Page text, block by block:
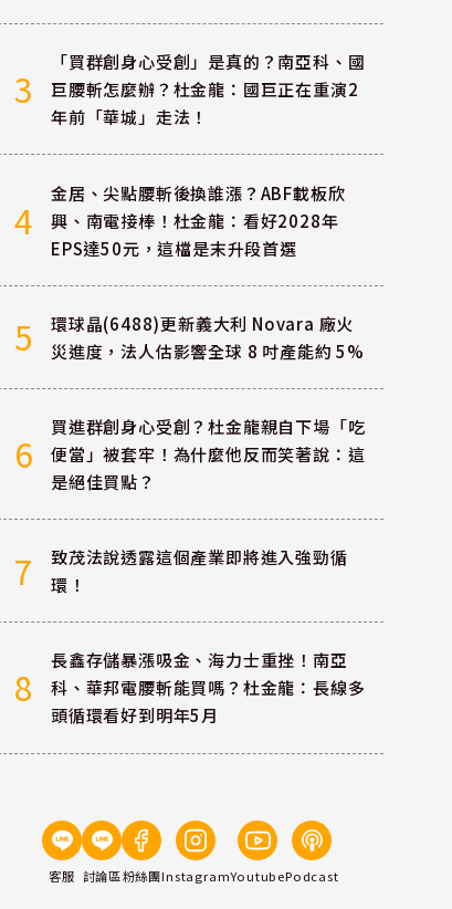
3
「買群創身心受創」是真的？南亞科、國
巨腰斬怎麼辦？杜金龍：國巨正在重演2
年前「華城」走法！
4
金居、尖點腰斬後換誰漲？ABF載板欣
興、南電接棒！杜金龍：看好2028年
EPS達50元，這檔是末升段首選
5
環球晶(6488)更新義大利 Novara 廠火
災進度，法人估影響全球 8 吋產能約 5%
6
買進群創身心受創？杜金龍親自下場「吃
便當」被套牢！為什麼他反而笑著說：這
是絕佳買點？
7
致茂法說透露這個產業即將進入強勁循
環！
8
長鑫存儲暴漲吸金、海力士重挫！南亞
科、華邦電腰斬能買嗎？杜金龍：長線多
頭循環看好到明年5月
客服 討論區粉絲團InstagramYoutubePodcast